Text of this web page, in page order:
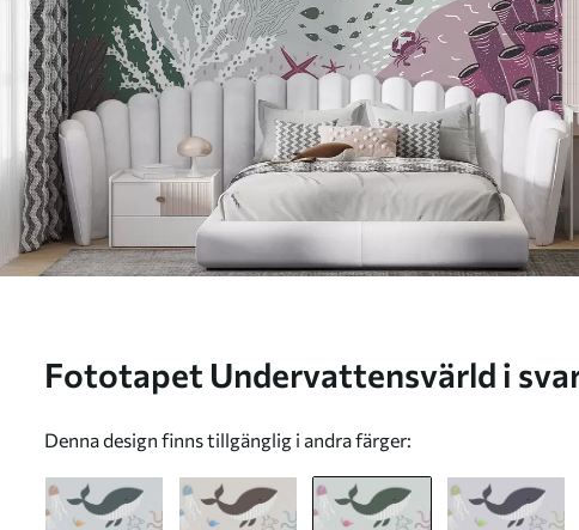
Fototapet Undervattensvärld i svarta och lila färger Nr.
Denna design finns tillgänglig i andra färger: